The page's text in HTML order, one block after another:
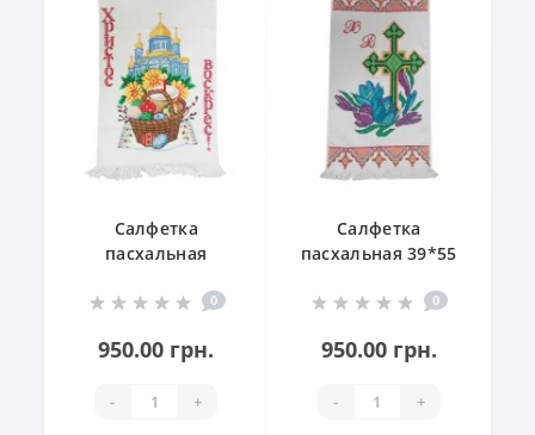
Салфетка
пасхальная
кошик"
0
950.00 грн.
- +
Салфетка
пасхальная 39*55
0
950.00 грн.
- +